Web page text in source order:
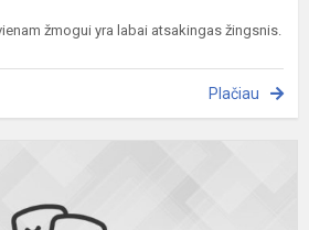
žmogui yra labai atsakingas žingsnis.
Plačiau